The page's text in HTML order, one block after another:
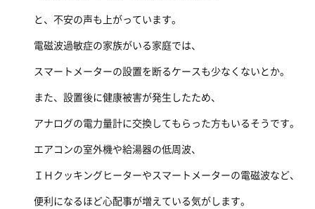
と、不安の声も上がっています。
電磁波過敏症の家族がいる家庭では、
スマートメーターの設置を断るケースも少なくないとか。
また、設置後に健康被害が発生したため、
アナログの電力量計に交換してもらった方もいるそうです。
エアコンの室外機や給湯器の低周波、
ＩＨクッキングヒーターやスマートメーターの電磁波など、
便利になるほど心配事が増えている気がします。